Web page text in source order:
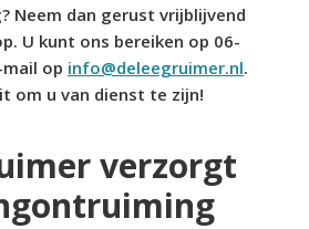
Neem dan gerust vrijblijvend
U kunt ons bereiken op 06-
op info@deleegruimer.nl.
om u van dienst te zijn!
verzorgt